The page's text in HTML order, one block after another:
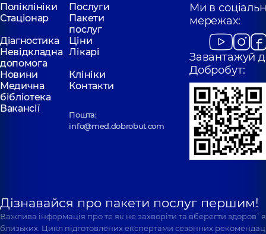
Поліклініки
Послуги
Стаціонар
Пакети
послуг
Діагностика
Ціни
Невідкладна
допомога
Лікарі
Новини
Клініки
Медична
бібліотека
Контакти
Вакансії
Пошта:
info@med.dobrobut.com
Ми в
мережах:
Завантажуй
Добробут:
Дізнавайся про пакети послуг першим!
Важлива інформація про те як не захворіти та вберегти
близьких. Цикл підготовлених експертами сезонних